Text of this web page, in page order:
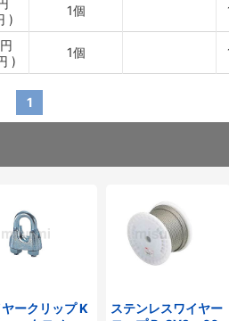
)
1個
円
)
1個
1
ークリップ K
ステンレスワイヤー